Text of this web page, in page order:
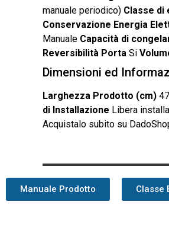
manuale periodico) Classe di
Conservazione Energia
Manuale Capacità di
Reversibilità Porta Si
Dimensioni ed
Larghezza Prodotto (cm) 47
di Installazione Libera
Acquistalo subito su
Manuale Prodotto Classe